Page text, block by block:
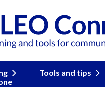
Tools and tips